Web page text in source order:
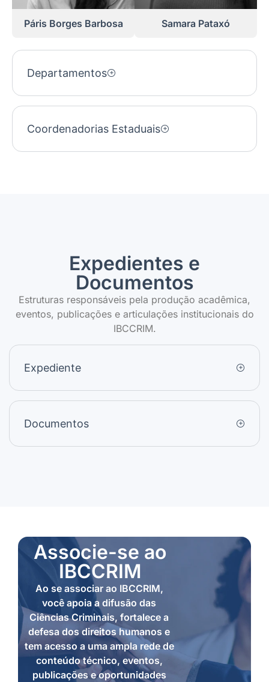
Páris Borges Barbosa Samara Pataxó
Departamentos
Coordenadorias Estaduais
Expedientes e
Documentos
Estruturas responsáveis pela produção acadêmica,
eventos, publicações e articulações institucionais do
IBCCRIM.
Expediente
Documentos
Associe-se ao
IBCCRIM
Ao se associar ao IBCCRIM,
você apoia a difusão das
Ciências Criminais, fortalece a
defesa dos direitos humanos e
tem acesso a uma ampla rede de
conteúdo técnico, eventos,
publicações e oportunidades